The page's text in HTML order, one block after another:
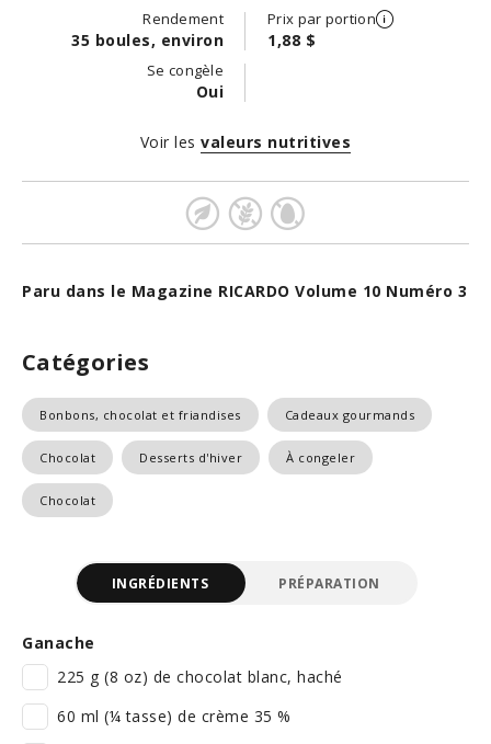
Rendement
35 boules, environ
Prix par portion
1,88 $
Se congèle
Oui
Paru dans le Magazine RICARDO Volume 10 Numéro 3
Voir les valeurs nutritives
Catégories
Bonbons, chocolat et friandises Cadeaux gourmands
Chocolat Desserts d'hiver À congeler
Chocolat
INGRÉDIENTS PRÉPARATION
Ganache
225 g (8 oz) de chocolat blanc, haché
60 ml (¼ tasse) de crème 35 %